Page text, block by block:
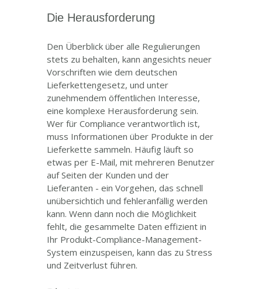
Die Herausforderung
Den Überblick über alle Regulierungen
stets zu behalten, kann angesichts neuer
Vorschriften wie dem deutschen
Lieferkettengesetz, und unter
zunehmendem öffentlichen Interesse,
eine komplexe Herausforderung sein.
Wer für Compliance verantwortlich ist,
muss Informationen über Produkte in der
Lieferkette sammeln. Häufig läuft so
etwas per E-Mail, mit mehreren Benutzer
auf Seiten der Kunden und der
Lieferanten - ein Vorgehen, das schnell
unübersichtich und fehleranfällig werden
kann. Wenn dann noch die Möglichkeit
fehlt, die gesammelte Daten effizient in
Ihr Produkt-Compliance-Management-
System einzuspeisen, kann das zu Stress
und Zeitverlust führen.